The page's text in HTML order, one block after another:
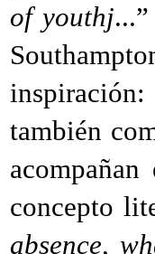
of youthj
inspiración:
también
concepto
absence,